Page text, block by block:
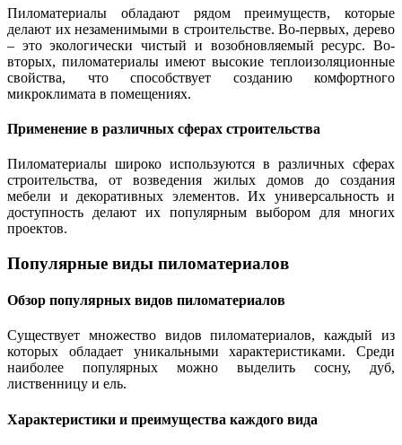
Пиломатериалы обладают рядом преимуществ, которые
делают их незаменимыми в строительстве. Во-первых, дерево
– это экологически чистый и возобновляемый ресурс. Во-
вторых, пиломатериалы имеют высокие теплоизоляционные
свойства, что способствует созданию комфортного
микроклимата в помещениях.
Применение в различных сферах строительства
Пиломатериалы широко используются в различных сферах
строительства, от возведения жилых домов до создания
мебели и декоративных элементов. Их универсальность и
доступность делают их популярным выбором для многих
проектов.
Популярные виды пиломатериалов
Обзор популярных видов пиломатериалов
Существует множество видов пиломатериалов, каждый из
которых обладает уникальными характеристиками. Среди
наиболее популярных можно выделить сосну, дуб,
лиственницу и ель.
Характеристики и преимущества каждого вида